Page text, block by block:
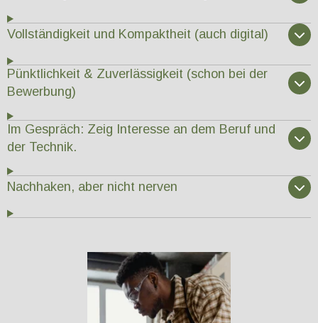
Vollständigkeit und Kompaktheit (auch digital)
Pünktlichkeit & Zuverlässigkeit (schon bei der
Bewerbung)
Im Gespräch: Zeig Interesse an dem Beruf und
der Technik.
Nachhaken, aber nicht nerven